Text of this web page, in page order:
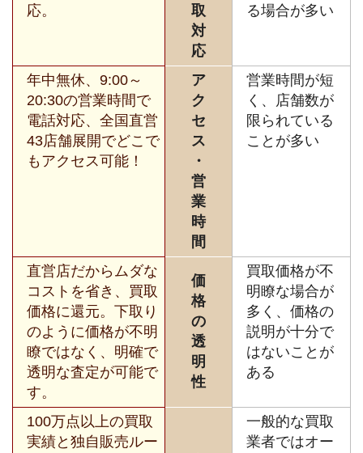
応。
取
対
応
る場合が多い
年中無休、9:00～
20:30の営業時間で
電話対応、全国直営
43店舗展開でどこで
もアクセス可能！
ア
ク
セ
ス
・
営
業
時
間
営業時間が短
く、店舗数が
限られている
ことが多い
直営店だからムダな
コストを省き、買取
価格に還元。下取り
のように価格が不明
瞭ではなく、明確で
透明な査定が可能で
す。
価
格
の
透
明
性
買取価格が不
明瞭な場合が
多く、価格の
説明が十分で
はないことが
ある
100万点以上の買取
実績と独自販売ルー
一般的な買取
業者ではオー